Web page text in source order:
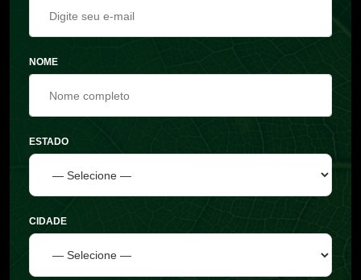
NOME
ESTADO
CIDADE